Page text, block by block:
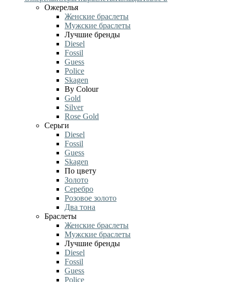
Ожерелья
Женские браслеты
Мужские браслеты
Лучшие бренды
Diesel
Fossil
Guess
Police
Skagen
By Colour
Gold
Silver
Rose Gold
Серьги
Diesel
Fossil
Guess
Skagen
По цвету
Золото
Серебро
Розовое золото
Два тона
Браслеты
Женские браслеты
Мужские браслеты
Лучшие бренды
Diesel
Fossil
Guess
Police